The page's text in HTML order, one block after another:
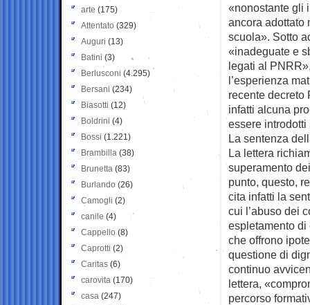
«nonostante gli
ancora adottato
scuola». Sotto
«inadeguate e
legati al
l’esperienza
recente decreto
infatti alcuna
essere
La sentenza
La lettera
superamento
punto, questo,
cita infatti la
cui l’abuso dei
espletamento di
che offrono
questione di
continuo
lettera,
percorso
arte (175)
Attentato (329)
Auguri (13)
Batini (3)
Berlusconi (4.295)
Bersani (234)
Biasotti (12)
Boldrini (4)
Bossi (1.221)
Brambilla (38)
Brunetta (83)
Burlando (26)
Camogli (2)
canile (4)
Cappello (8)
Caprotti (2)
Caritas (6)
carovita (170)
casa (247)